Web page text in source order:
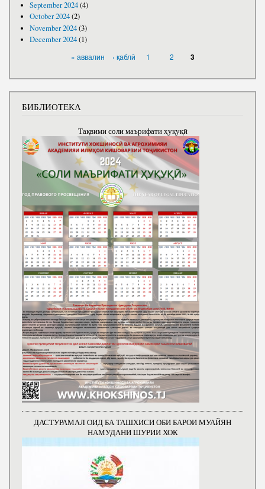
September 2024(4)
October 2024(2)
November 2024(3)
December 2024(1)
« аввалин ‹ қаблӣ 1 2 3
БИБЛИОТЕКА
Тақвими соли маърифати ҳуқуқӣ
ДАСТУРАМАЛ ОИД БА ТАШХИСИ ОБИ БАРОИ МУАЙЯН
НАМУДАНИ ШУРИИ ХОК